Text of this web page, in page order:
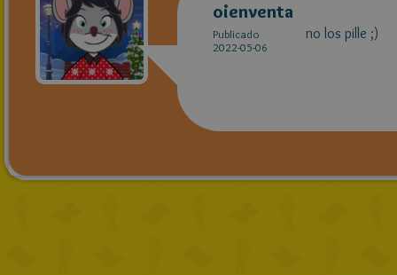
oienventa
Publicado
2022-05-06
no los pille ;)